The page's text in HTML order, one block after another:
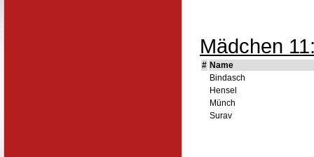
Mädchen
# Name
Bindasch
Hensel
Münch
Surav